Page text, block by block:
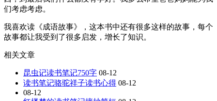
们考虑考虑。
我喜欢读《成语故事》，这本书中还有很多这样的故事，每个
故事都让我受到了很多启发，增长了知识。
相关文章
昆虫记读书笔记750字 08-12
读书笔记骆驼祥子读书心得 08-12
08-12